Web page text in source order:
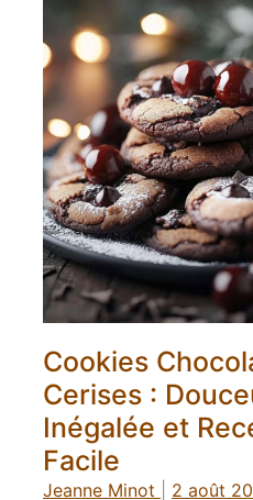
Cookies
Cerises :
Inégalée et
Facile
Jeanne Minot 2 août